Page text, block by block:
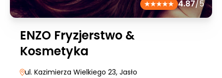
4.87/5
ENZO Fryzjerstwo &
Kosmetyka
ul. Kazimierza Wielkiego 23, Jasło